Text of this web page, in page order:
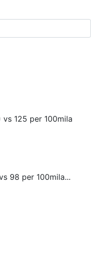
vs 125 per 100mila
98 per 100mila...